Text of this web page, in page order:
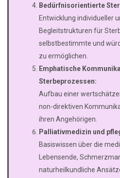
Bedürfnisorientierte
Entwicklung individueller
Begleitstrukturen für
selbstbestimmte und
zu ermöglichen.
Emphatische
Sterbeprozessen:
Aufbau einer
non-direktiven
ihren Angehörigen.
Palliativmedizin und
Basiswissen über die
Lebensende,
naturheilkundliche